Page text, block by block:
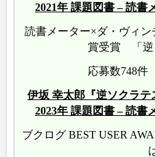
2021年 課題図書 – 読書
読書メーター×ダ・ヴィ
賞受賞 「逆
応募数748
伊坂 幸太郎『逆ソクラ
2023年 課題図書 – 読書
ブクログ BEST USER